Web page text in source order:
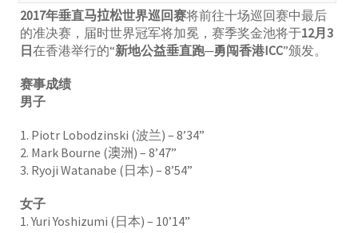
2017年垂直马拉松世界巡回赛将前往十场巡回赛中最后
的准决赛，届时世界冠军将加冕，赛季奖金池将于12月3
日在香港举行的“新地公益垂直跑─勇闯香港ICC”颁发。
赛事成绩
男子
1. Piotr Lobodzinski (波兰) – 8’34”
2. Mark Bourne (澳洲) – 8’47”
3. Ryoji Watanabe (日本) – 8’54”
女子
1. Yuri Yoshizumi (日本) – 10’14”